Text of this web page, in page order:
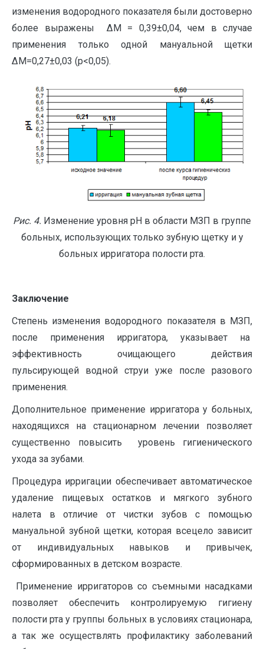
изменения водородного показателя были достоверно
более выражены ΔМ = 0,39±0,04, чем в случае
применения только одной мануальной щетки
ΔМ=0,27±0,03 (р<0,05).
Рис. 4. Изменение уровня рН в области МЗП в группе
больных, использующих только зубную щетку и у
больных ирригатора полости рта.
Заключение
Степень изменения водородного показателя в МЗП,
после применения ирригатора, указывает на
эффективность очищающего действия
пульсирующей водной струи уже после разового
применения.
Дополнительное применение ирригатора у больных,
находящихся на стационарном лечении позволяет
существенно повысить уровень гигиенического
ухода за зубами.
Процедура ирригации обеспечивает автоматическое
удаление пищевых остатков и мягкого зубного
налета в отличие от чистки зубов с помощью
мануальной зубной щетки, которая всецело зависит
от индивидуальных навыков и привычек,
сформированных в детском возрасте.
Применение ирригаторов со съемными насадками
позволяет обеспечить контролируемую гигиену
полости рта у группы больных в условиях стационара,
а так же осуществлять профилактику заболеваний